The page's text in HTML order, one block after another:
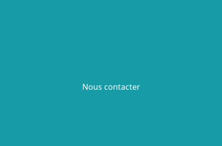
Nous contacter